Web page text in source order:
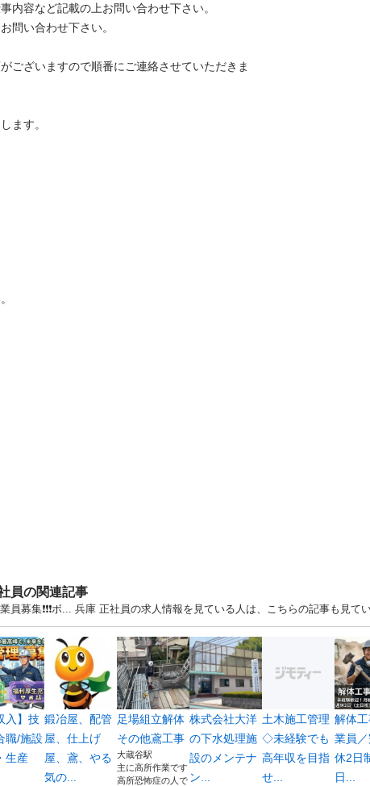
内容など記載の上お問い合わせ下さい。
問い合わせ下さい。
ございますので順番にご連絡させていただきま
ます。
員の関連記事
業員募集❗️❗️❗️ボ... 兵庫 正社員の求人情報を見ている人は、こちらの記事も見て
入】技
職/施設
生産
鍛冶屋、配管
屋、仕上げ
屋、鳶、やる
気の...
足場組立解体
その他鳶工事
大蔵谷駅
主に高所作業です
高所恐怖症の人で
株式会社大洋
の下水処理施
設のメンテナ
ン...
土木施工管理
◇未経験でも
高年収を目指
せ...
解体
業員／
休2日
日...